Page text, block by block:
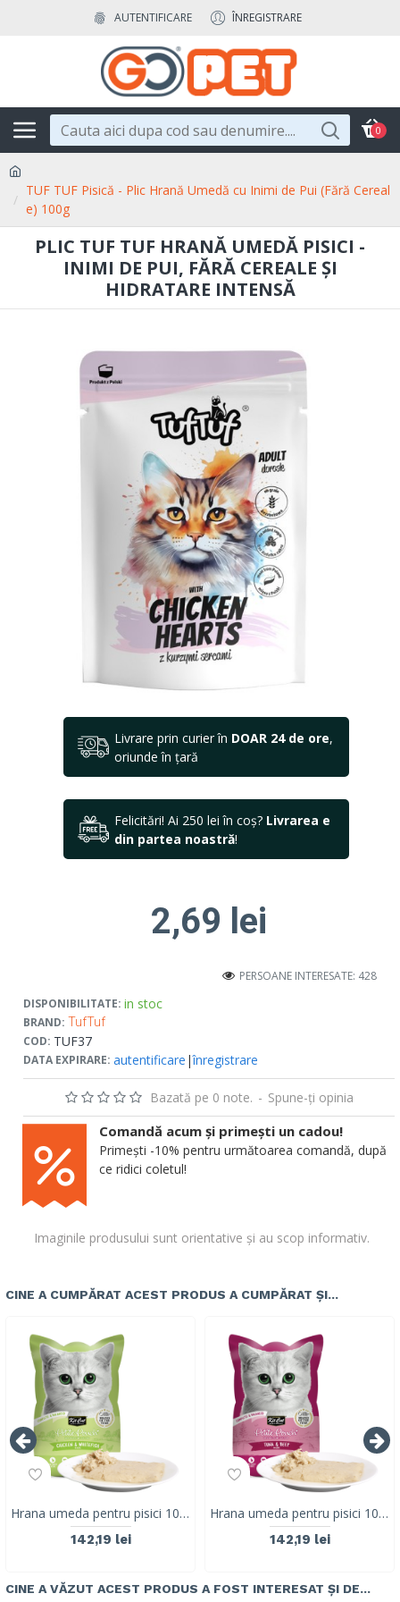
AUTENTIFICARE ÎNREGISTRARE
0
TUF TUF Pisică - Plic Hrană Umedă cu Inimi de Pui (Fără Cereal
e) 100g
PLIC TUF TUF HRANĂ UMEDĂ PISICI -
INIMI DE PUI, FĂRĂ CEREALE ȘI
HIDRATARE INTENSĂ
Livrare prin curier în DOAR 24 de ore,
oriunde în țară
Felicitări! Ai 250 lei în coș? Livrarea e
din partea noastră!
DISPONIBILITATE: in stoc
BRAND: TufTuf
COD: TUF37
DATA EXPIRARE: autentificare |înregistrare
PERSOANE INTERESATE: 428
Bazată pe 0 note. - Spune-ţi opinia
2,69 lei
Imaginile produsului sunt orientative și au scop informativ.
Comandă acum și primești un cadou!
Primești -10% pentru următoarea comandă, după
ce ridici coletul!
CINE A CUMPĂRAT ACEST PRODUS A CUMPĂRAT ȘI...
Hrana umeda pentru pisici 100% holistica, Kit Cat Petite Pouch 70g, pui si biban de mare, 24 plicuri x 70g
142,19 lei
Hrana umeda pentru pisici 100% holistica, Kit Cat Petite Pouch 70g, ton si vita, 24 plicuri x 70g
142,19 lei
CINE A VĂZUT ACEST PRODUS A FOST INTERESAT ȘI DE...